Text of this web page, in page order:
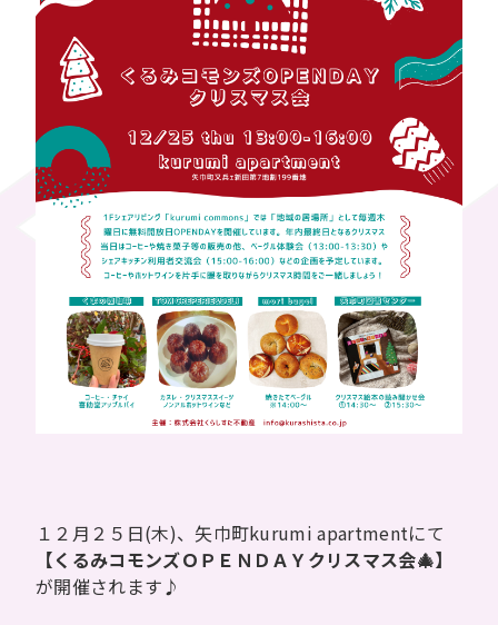
１２月２５日(木)、矢巾町kurumi apartmentにて
【くるみコモンズＯＰＥＮＤＡＹクリスマス会🎄】
が開催されます♪